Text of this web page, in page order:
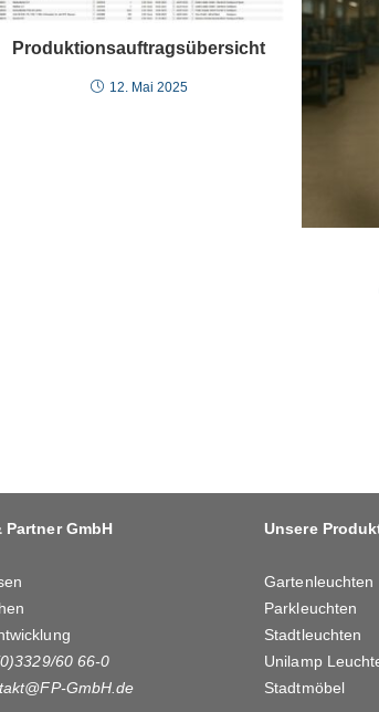
Produktionsauftragsübersicht
12. Mai 2025
Partner GmbH
60 66-0
GmbH.de
Unsere
Gartenleuchten
Parkleuchten
Stadtleuchten
Unilamp
Stadtmöbel